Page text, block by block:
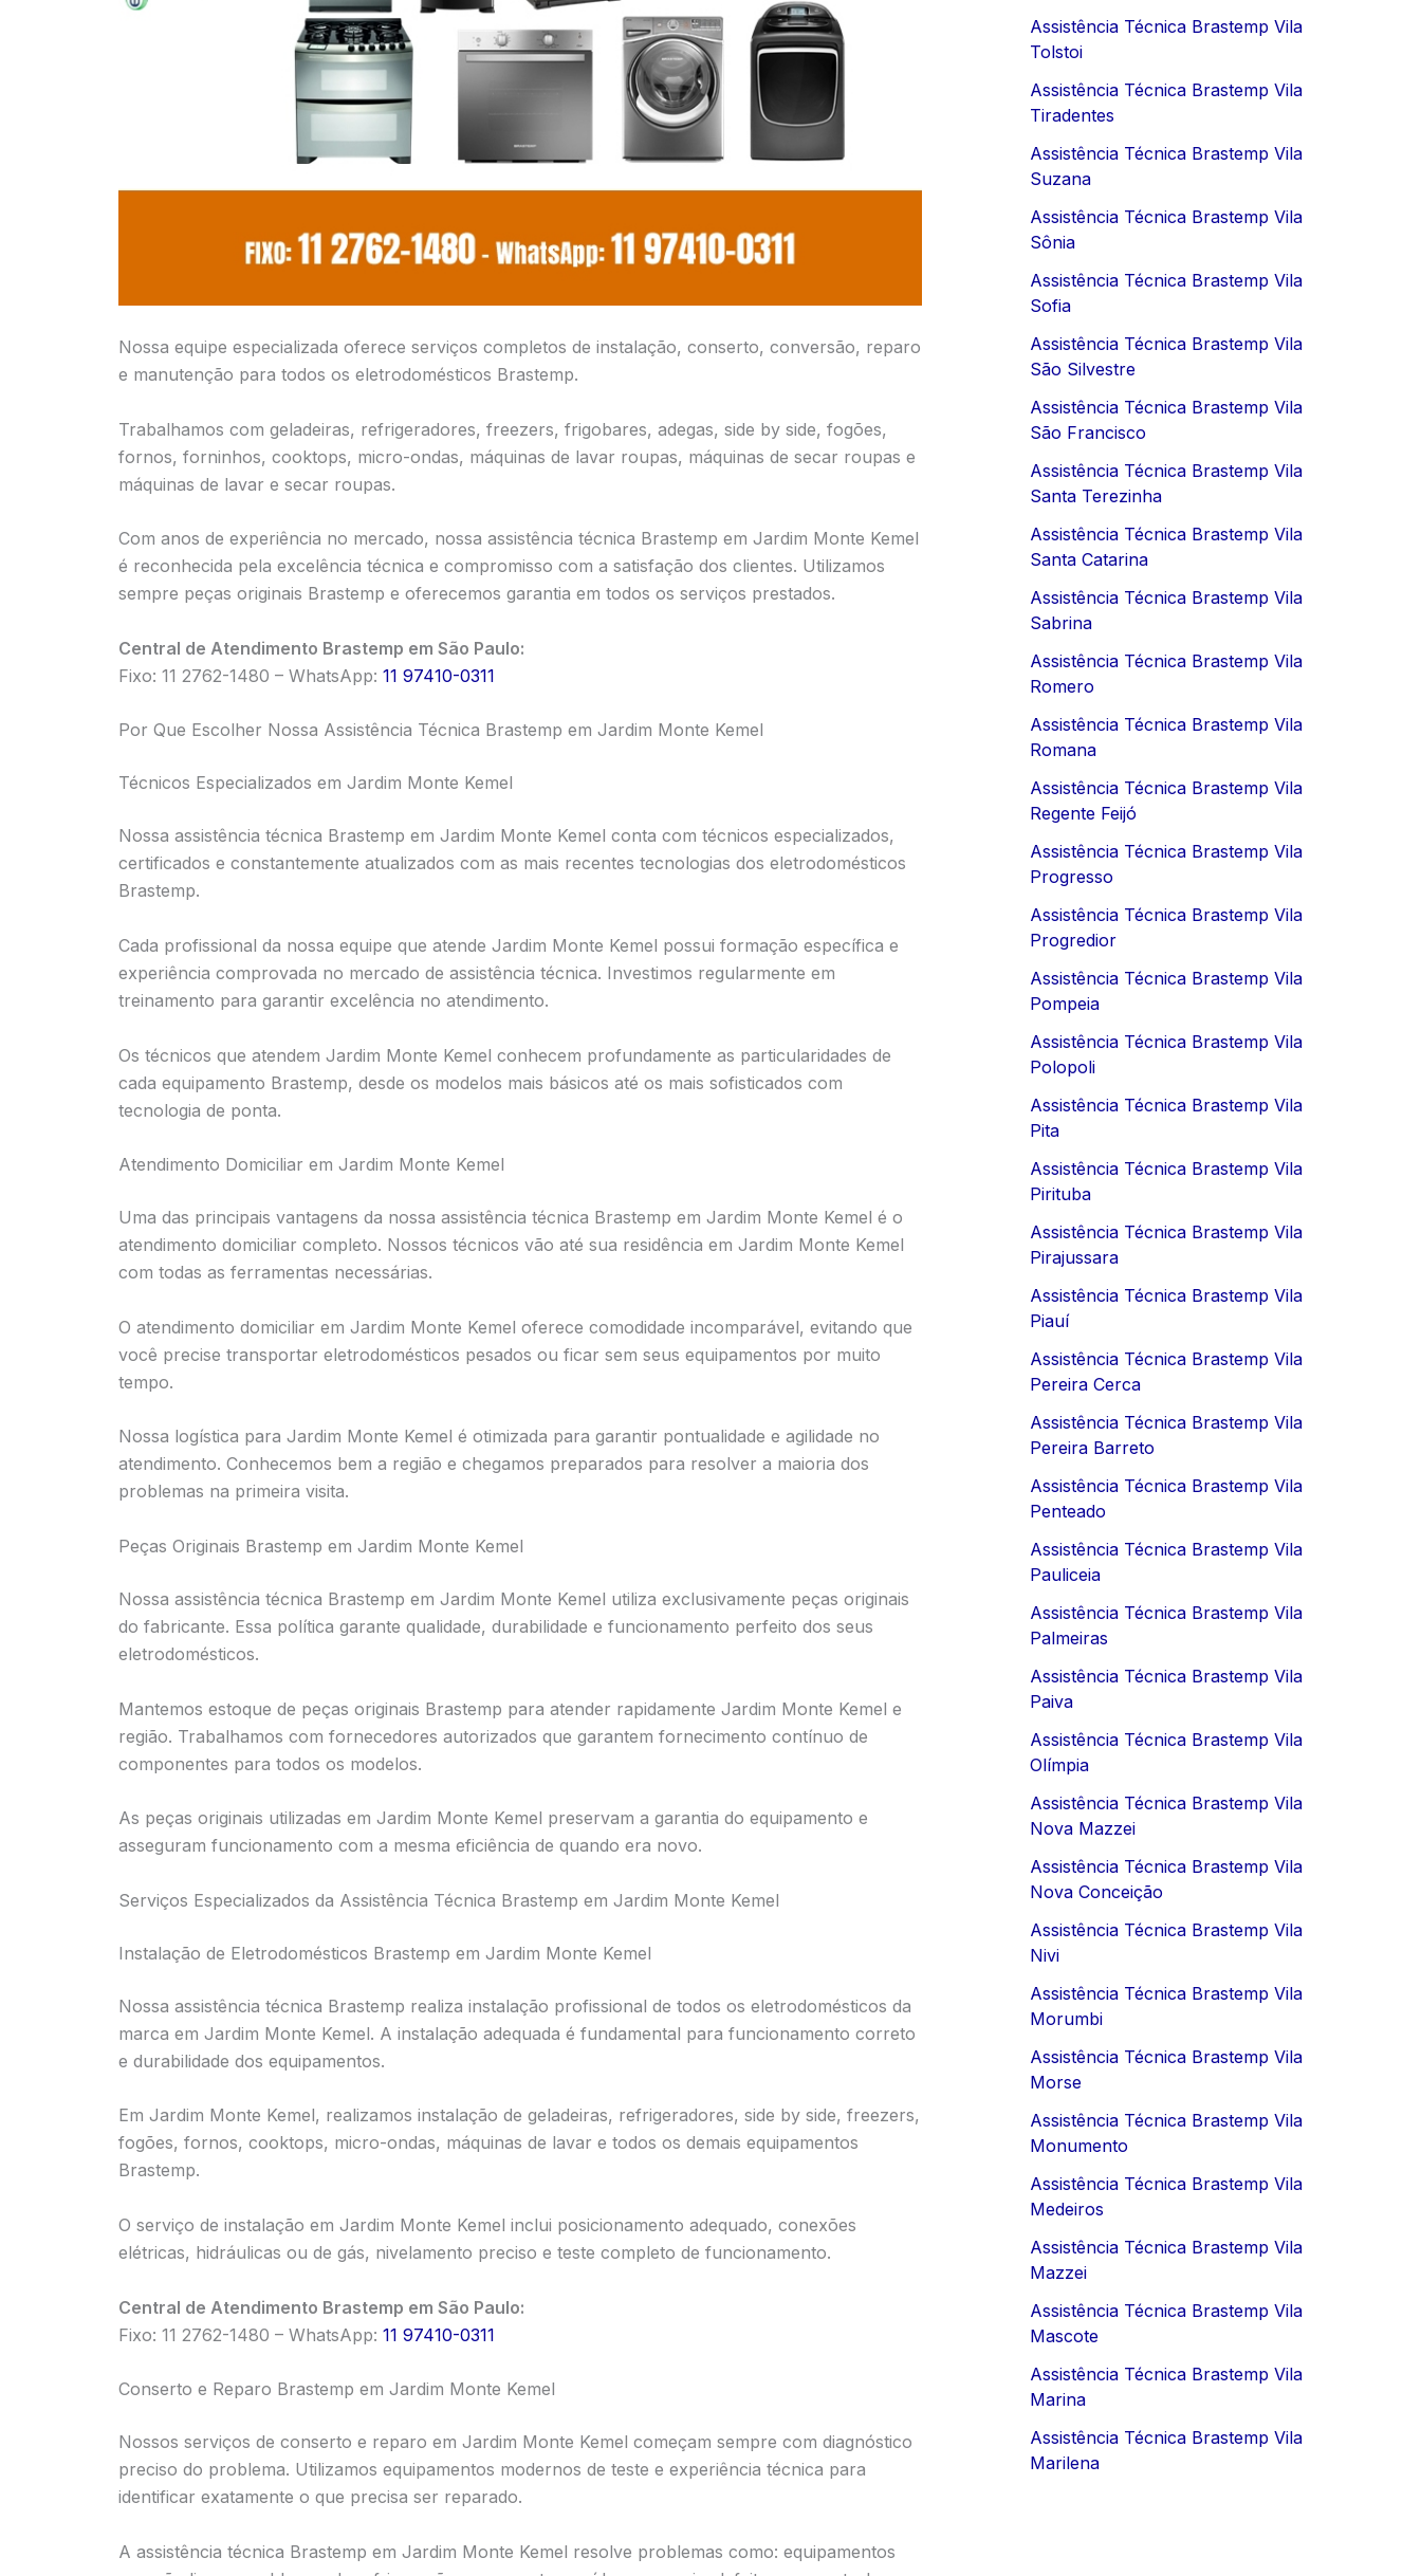
Nossa equipe especializada oferece serviços completos de instalação, conserto, conversão, reparo
e manutenção para todos os eletrodomésticos Brastemp.
Trabalhamos com geladeiras, refrigeradores, freezers, frigobares, adegas, side by side, fogões,
fornos, forninhos, cooktops, micro-ondas, máquinas de lavar roupas, máquinas de secar roupas e
máquinas de lavar e secar roupas.
Com anos de experiência no mercado, nossa assistência técnica Brastemp em Jardim Monte Kemel
é reconhecida pela excelência técnica e compromisso com a satisfação dos clientes. Utilizamos
sempre peças originais Brastemp e oferecemos garantia em todos os serviços prestados.
Central de Atendimento Brastemp em São Paulo:
Fixo: 11 2762-1480 – WhatsApp: 11 97410-0311
Por Que Escolher Nossa Assistência Técnica Brastemp em Jardim Monte Kemel
Técnicos Especializados em Jardim Monte Kemel
Nossa assistência técnica Brastemp em Jardim Monte Kemel conta com técnicos especializados,
certificados e constantemente atualizados com as mais recentes tecnologias dos eletrodomésticos
Brastemp.
Cada profissional da nossa equipe que atende Jardim Monte Kemel possui formação específica e
experiência comprovada no mercado de assistência técnica. Investimos regularmente em
treinamento para garantir excelência no atendimento.
Os técnicos que atendem Jardim Monte Kemel conhecem profundamente as particularidades de
cada equipamento Brastemp, desde os modelos mais básicos até os mais sofisticados com
tecnologia de ponta.
Atendimento Domiciliar em Jardim Monte Kemel
Uma das principais vantagens da nossa assistência técnica Brastemp em Jardim Monte Kemel é o
atendimento domiciliar completo. Nossos técnicos vão até sua residência em Jardim Monte Kemel
com todas as ferramentas necessárias.
O atendimento domiciliar em Jardim Monte Kemel oferece comodidade incomparável, evitando que
você precise transportar eletrodomésticos pesados ou ficar sem seus equipamentos por muito
tempo.
Nossa logística para Jardim Monte Kemel é otimizada para garantir pontualidade e agilidade no
atendimento. Conhecemos bem a região e chegamos preparados para resolver a maioria dos
problemas na primeira visita.
Peças Originais Brastemp em Jardim Monte Kemel
Nossa assistência técnica Brastemp em Jardim Monte Kemel utiliza exclusivamente peças originais
do fabricante. Essa política garante qualidade, durabilidade e funcionamento perfeito dos seus
eletrodomésticos.
Mantemos estoque de peças originais Brastemp para atender rapidamente Jardim Monte Kemel e
região. Trabalhamos com fornecedores autorizados que garantem fornecimento contínuo de
componentes para todos os modelos.
As peças originais utilizadas em Jardim Monte Kemel preservam a garantia do equipamento e
asseguram funcionamento com a mesma eficiência de quando era novo.
Serviços Especializados da Assistência Técnica Brastemp em Jardim Monte Kemel
Instalação de Eletrodomésticos Brastemp em Jardim Monte Kemel
Nossa assistência técnica Brastemp realiza instalação profissional de todos os eletrodomésticos da
marca em Jardim Monte Kemel. A instalação adequada é fundamental para funcionamento correto
e durabilidade dos equipamentos.
Em Jardim Monte Kemel, realizamos instalação de geladeiras, refrigeradores, side by side, freezers,
fogões, fornos, cooktops, micro-ondas, máquinas de lavar e todos os demais equipamentos
Brastemp.
O serviço de instalação em Jardim Monte Kemel inclui posicionamento adequado, conexões
elétricas, hidráulicas ou de gás, nivelamento preciso e teste completo de funcionamento.
Central de Atendimento Brastemp em São Paulo:
Fixo: 11 2762-1480 – WhatsApp: 11 97410-0311
Conserto e Reparo Brastemp em Jardim Monte Kemel
Nossos serviços de conserto e reparo em Jardim Monte Kemel começam sempre com diagnóstico
preciso do problema. Utilizamos equipamentos modernos de teste e experiência técnica para
identificar exatamente o que precisa ser reparado.
A assistência técnica Brastemp em Jardim Monte Kemel resolve problemas como: equipamentos
Assistência Técnica Brastemp Vila
Tolstoi
Assistência Técnica Brastemp Vila
Tiradentes
Assistência Técnica Brastemp Vila
Suzana
Assistência Técnica Brastemp Vila
Sônia
Assistência Técnica Brastemp Vila
Sofia
Assistência Técnica Brastemp Vila
São Silvestre
Assistência Técnica Brastemp Vila
São Francisco
Assistência Técnica Brastemp Vila
Santa Terezinha
Assistência Técnica Brastemp Vila
Santa Catarina
Assistência Técnica Brastemp Vila
Sabrina
Assistência Técnica Brastemp Vila
Romero
Assistência Técnica Brastemp Vila
Romana
Assistência Técnica Brastemp Vila
Regente Feijó
Assistência Técnica Brastemp Vila
Progresso
Assistência Técnica Brastemp Vila
Progredior
Assistência Técnica Brastemp Vila
Pompeia
Assistência Técnica Brastemp Vila
Polopoli
Assistência Técnica Brastemp Vila
Pita
Assistência Técnica Brastemp Vila
Pirituba
Assistência Técnica Brastemp Vila
Pirajussara
Assistência Técnica Brastemp Vila
Piauí
Assistência Técnica Brastemp Vila
Pereira Cerca
Assistência Técnica Brastemp Vila
Pereira Barreto
Assistência Técnica Brastemp Vila
Penteado
Assistência Técnica Brastemp Vila
Pauliceia
Assistência Técnica Brastemp Vila
Palmeiras
Assistência Técnica Brastemp Vila
Paiva
Assistência Técnica Brastemp Vila
Olímpia
Assistência Técnica Brastemp Vila
Nova Mazzei
Assistência Técnica Brastemp Vila
Nova Conceição
Assistência Técnica Brastemp Vila
Nivi
Assistência Técnica Brastemp Vila
Morumbi
Assistência Técnica Brastemp Vila
Morse
Assistência Técnica Brastemp Vila
Monumento
Assistência Técnica Brastemp Vila
Medeiros
Assistência Técnica Brastemp Vila
Mazzei
Assistência Técnica Brastemp Vila
Mascote
Assistência Técnica Brastemp Vila
Marina
Assistência Técnica Brastemp Vila
Marilena